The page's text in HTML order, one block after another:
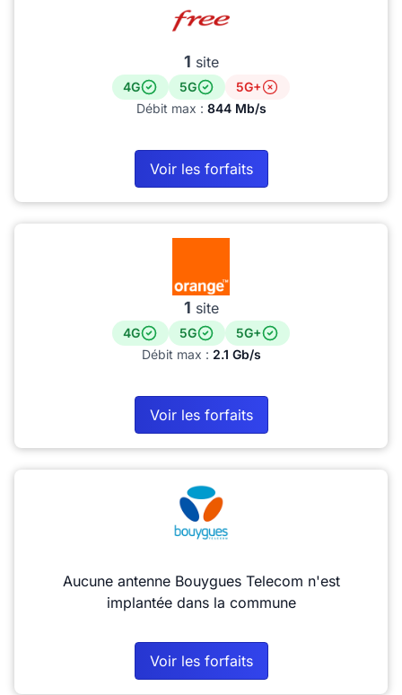
1 site
4G 5G
5G+
Débit max : 844 Mb/s
Voir les forfaits
1 site
4G 5G
5G+
Débit max : 2.1 Gb/s
Voir les forfaits
Aucune antenne Bouygues Telecom n'est
implantée dans la commune
Voir les forfaits